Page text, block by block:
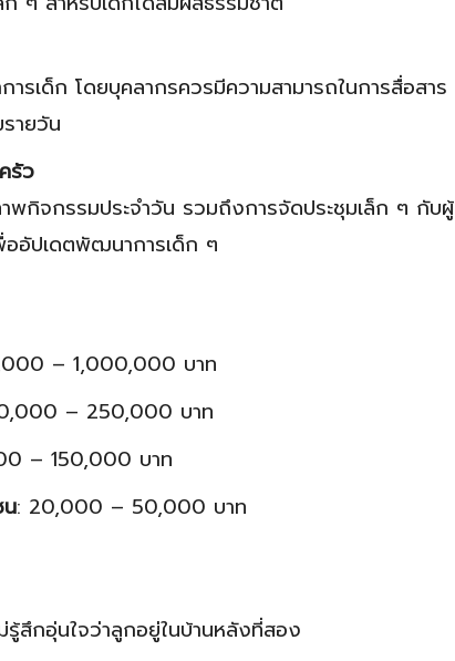
รเด็ก โดยบุคลากรควรมีความสามารถในการสื่อสาร
ายวัน
รัว
พกิจกรรมประจำวัน รวมถึงการจัดประชุมเล็ก ๆ กับผู้
อัปเดตพัฒนาการเด็ก ๆ
– 1,000,000 บาท
– 250,000 บาท
– 150,000 บาท
: 20,000 – 50,000 บาท
รู้สึกอุ่นใจว่าลูกอยู่ในบ้านหลังที่สอง